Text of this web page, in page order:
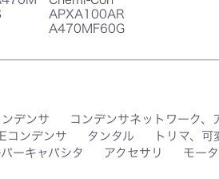
APXA100AR
A470MF60G
デンサ コンデンサネットワーク、
コンデンサ タンタル トリマ、可
ーキャパシタ アクセサリ モー